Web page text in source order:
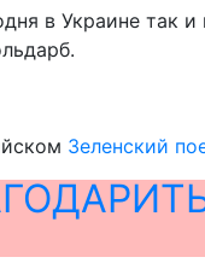
в Украине так
Зеленский